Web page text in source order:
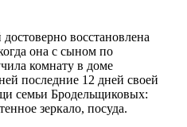
восстановлена
она с сыном по
комнату в доме
последние 12 дней своей
семьи Бродельщиковых:
зеркало, посуда.